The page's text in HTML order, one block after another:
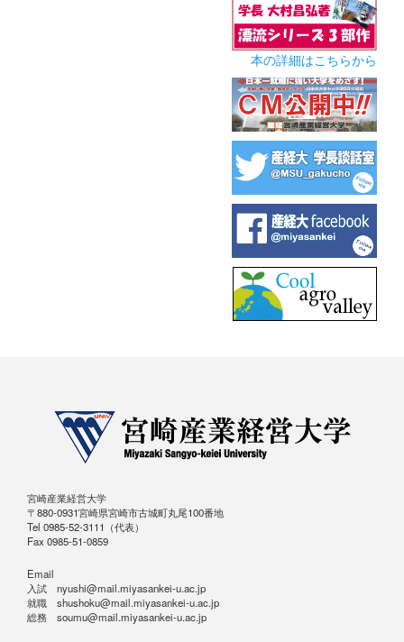
本の詳細はこちらから
宮崎産業経営大学
〒880-0931宮崎県宮崎市古城町丸尾100番地
Tel 0985-52-3111（代表）
Fax 0985-51-0859
Email
入試 nyushi@mail.miyasankei-u.ac.jp
就職 shushoku@mail.miyasankei-u.ac.jp
総務 soumu@mail.miyasankei-u.ac.jp